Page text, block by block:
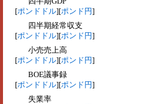
[ポンドドル][ポンド円]
四半期経常収支
[ポンドドル][ポンド円]
小売売上高
[ポンドドル][ポンド円]
BOE議事録
[ポンドドル][ポンド円]
失業率